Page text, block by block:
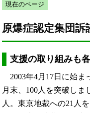
現在のページ
原爆症認定集団訴
支援の取り組みも
2003年4月17日に始ま
月末、100人を突破しま
人。東京地裁への21人